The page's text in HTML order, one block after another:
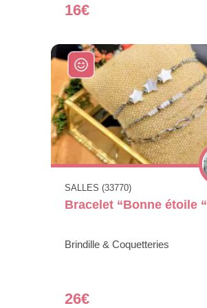
16€
SALLES (33770)
Bracelet “Bonne étoile “
Brindille & Coquetteries
26€